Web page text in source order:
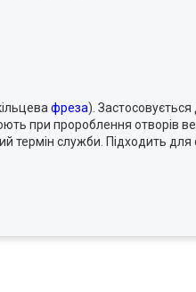
фреза). Застосовується
при пророблення отворів
термін служби. Підходить